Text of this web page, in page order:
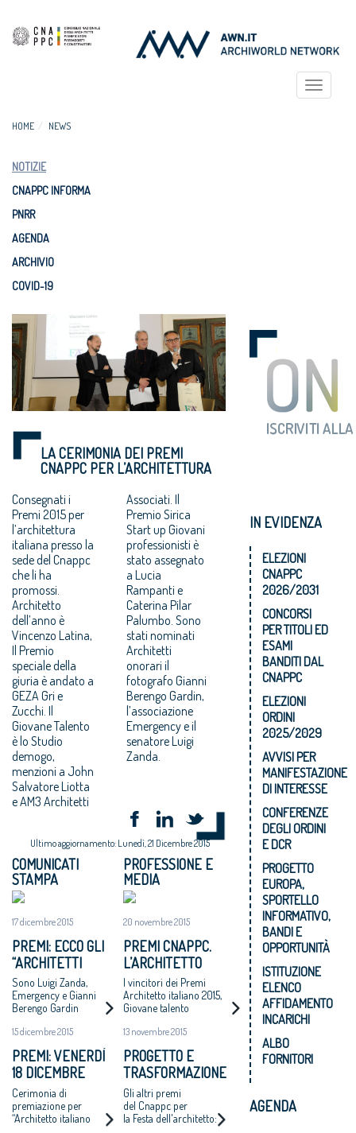
Toggle
HOME NEWS
NOTIZIE
CNAPPC INFORMA
PNRR
AGENDA
ARCHIVIO
COVID-19
LA CERIMONIA DEI PREMI
CNAPPC PER L’ARCHITETTURA
Consegnati i
Premi 2015 per
l’architettura
italiana presso la
sede del Cnappc
che li ha
promossi.
Architetto
dell’anno è
Vincenzo Latina,
Il Premio
speciale della
giuria è andato a
GEZA Gri e
Zucchi. Il
Giovane Talento
è lo Studio
demogo,
menzioni a John
Salvatore Liotta
e AM3 Architetti
Associati. Il
Premio Sirica
Start up Giovani
professionisti è
stato assegnato
a Lucia
Rampanti e
Caterina Pilar
Palumbo. Sono
stati nominati
Architetti
onorari il
fotografo Gianni
Berengo Gardin,
l’associazione
Emergency e il
senatore Luigi
Zanda.
Ultimo aggiornamento: Lunedì, 21 Dicembre 2015
COMUNICATI
STAMPA
17 dicembre 2015
PREMI: ECCO GLI
“ARCHITETTI
ONORARI 2015"
Sono Luigi Zanda,
Emergency e Gianni
Berengo Gardin
15 dicembre 2015
PREMI: VENERDÌ
18 DICEMBRE
ASSEGNATI GLI
"ARCHITETTO
ONORARIO"
Cerimonia di
premiazione per
“Architetto italiano
PROFESSIONE E
MEDIA
20 novembre 2015
PREMI CNAPPC.
L’ARCHITETTO
ITALIANO 2015 E I
GIOVANI TALENTI
DELL’ARCHITETTURA
I vincitori dei Premi
Architetto italiano 2015,
Giovane talento
Premio Raffaele Sirica,
professionisti, banditi
tradizionalmente dal
13 novembre 2015
PROGETTO E
TRASFORMAZIONE
URBANA:
VINCENZO LATINA
ARCHITETTO
Gli altri premi
del Cnappc per
la Festa dell'architetto:
IN EVIDENZA
ELEZIONI
CNAPPC
2026/2031
CONCORSI
PER TITOLI ED
ESAMI
BANDITI DAL
CNAPPC
ELEZIONI
ORDINI
2025/2029
AVVISI PER
MANIFESTAZIONE
DI INTERESSE
CONFERENZE
DEGLI ORDINI
E DCR
PROGETTO
EUROPA,
SPORTELLO
INFORMATIVO,
BANDI E
OPPORTUNITÀ
ISTITUZIONE
ELENCO
AFFIDAMENTO
INCARICHI
ALBO
FORNITORI
AGENDA